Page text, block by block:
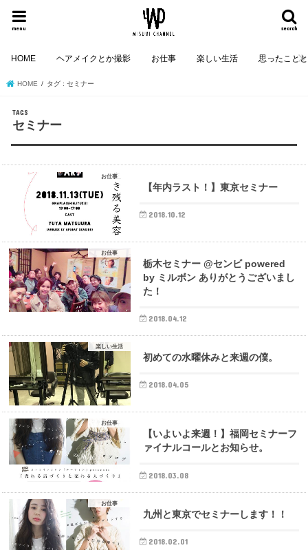
search
menu
HOME ヘアメイクとか撮影 お仕事 楽しい生活 思ったこと
HOME タグ : セミナー
セミナー
お仕事
【年内ラスト！】東京セミナー
2018.10.12
お仕事
栃木セミナー @センビ powered
by ミルボン ありがとうございまし
た！
2018.04.12
楽しい生活
初めての水曜休みと来週の僕。
2018.04.05
お仕事
【いよいよ来週！】福岡セミナーフ
ァイナルコールとお知らせ。
2018.03.08
お仕事
九州と東京でセミナーします！！
2018.02.01